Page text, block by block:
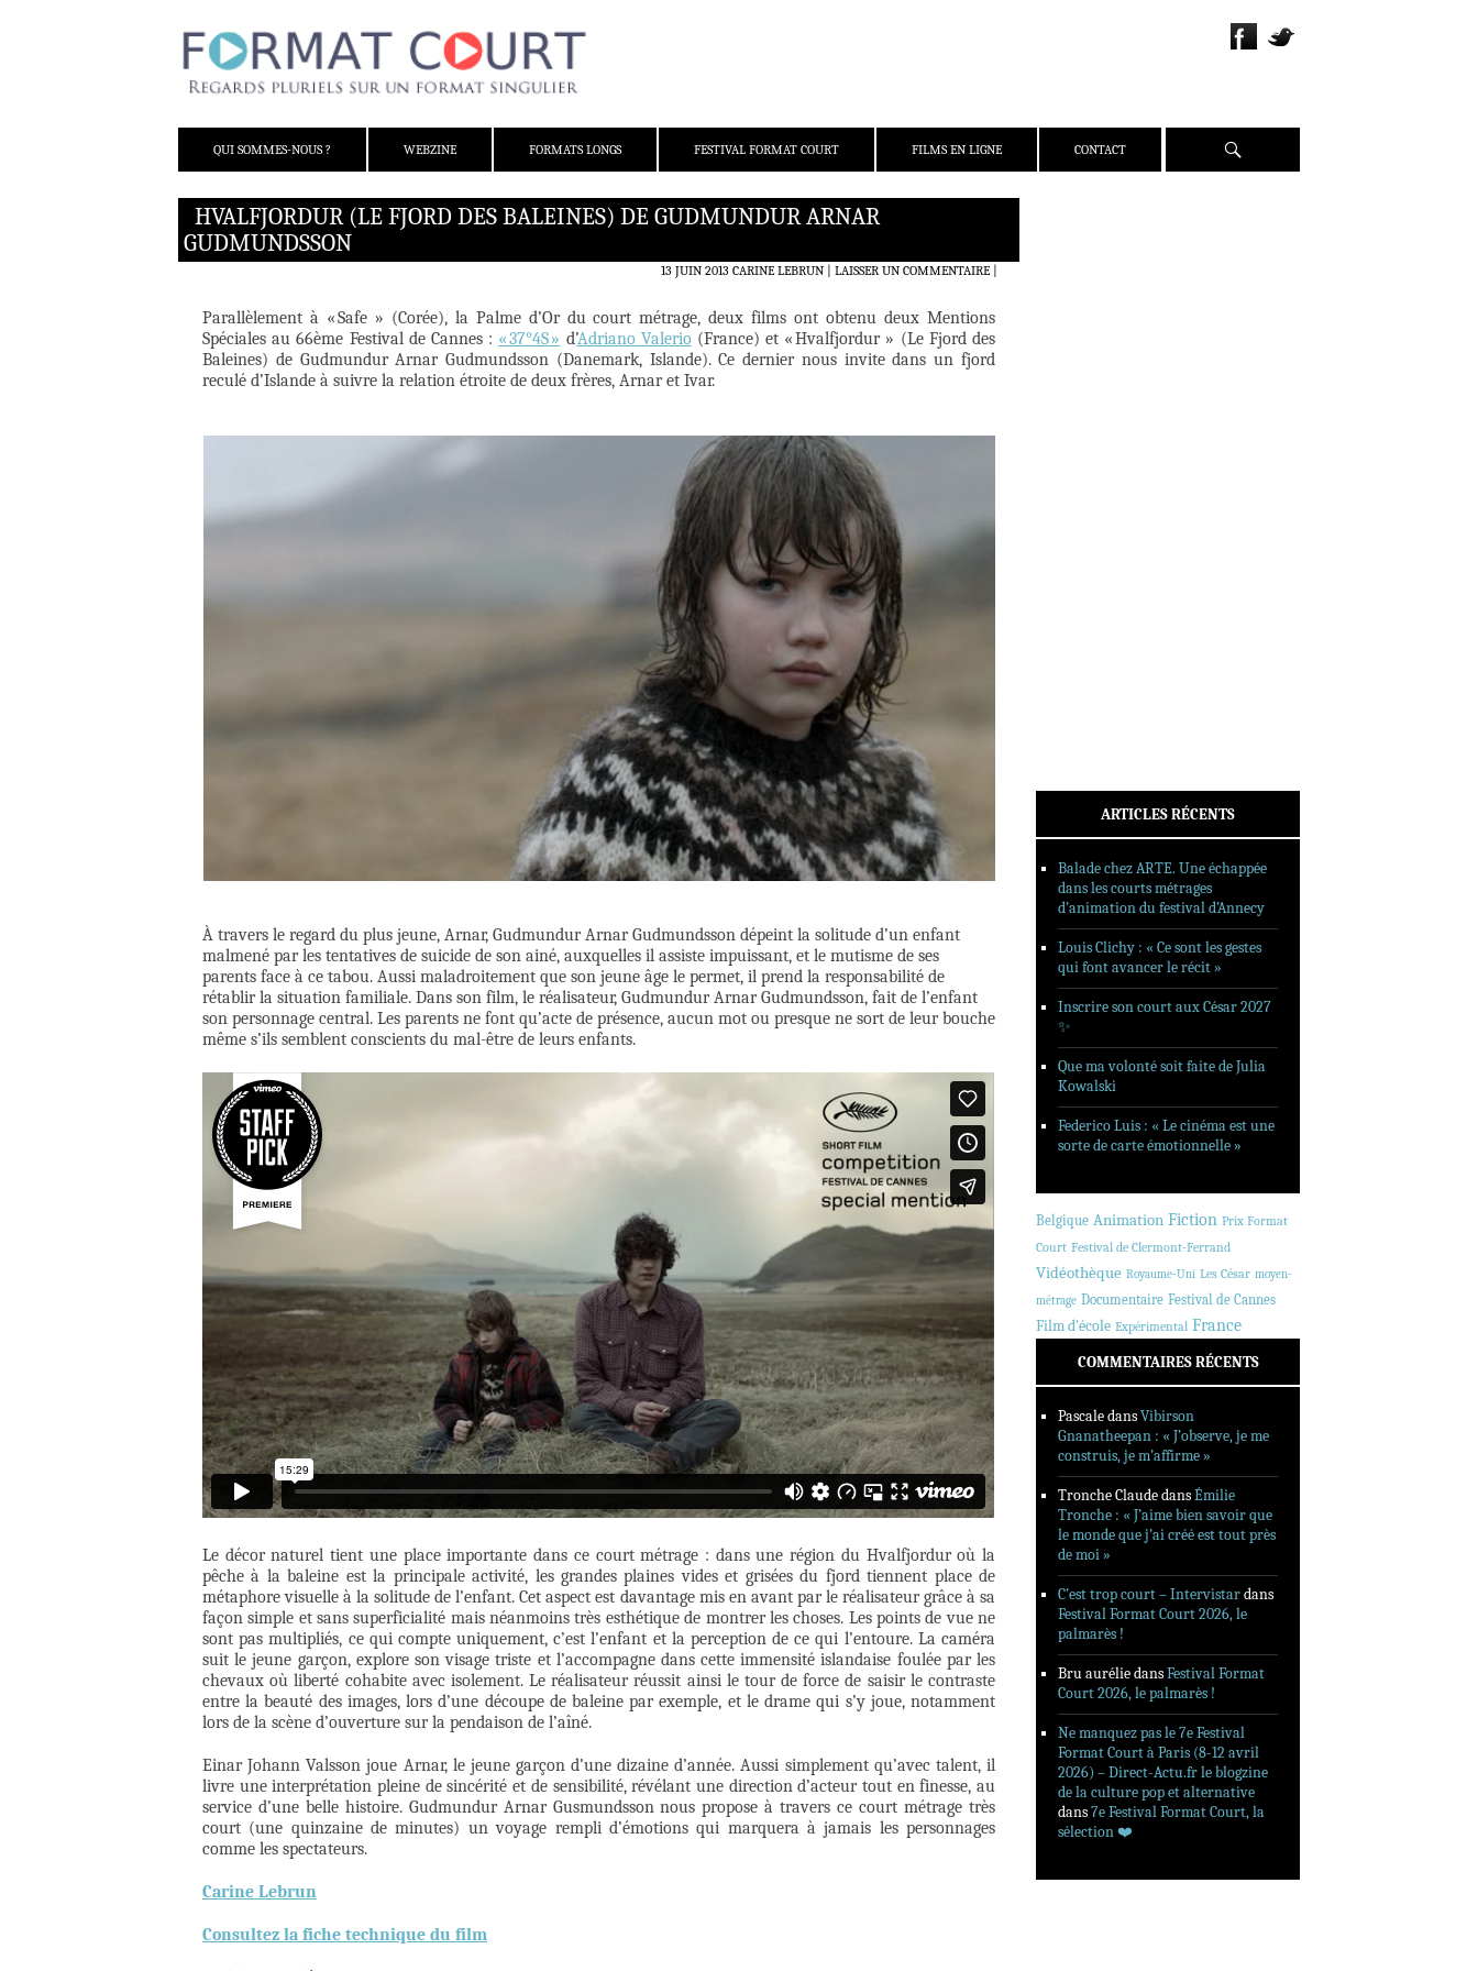
QUI SOMMES-NOUS ?
WEBZINE FORMATS LONGS FESTIVAL FORMAT COURT FILMS EN LIGNE CONTACT Recherche
HVALFJORDUR (LE FJORD DES BALEINES) DE GUDMUNDUR ARNAR
GUDMUNDSSON
13 JUIN 2013 CARINE LEBRUN LAISSER UN COMMENTAIRE|
Parallèlement à « Safe » (Corée), la Palme d’Or du court métrage, deux films ont obtenu deux Mentions
Spéciales au 66ème Festival de Cannes : « 37°4S » d’Adriano Valerio(France) et « Hvalfjordur » (Le Fjord des
Baleines) de Gudmundur Arnar Gudmundsson (Danemark, Islande). Ce dernier nous invite dans un fjord
reculé d’Islande à suivre la relation étroite de deux frères, Arnar et Ivar.
À travers le regard du plus jeune, Arnar, Gudmundur Arnar Gudmundsson dépeint la solitude d’un enfant
malmené par les tentatives de suicide de son ainé, auxquelles il assiste impuissant, et le mutisme de ses
parents face à ce tabou. Aussi maladroitement que son jeune âge le permet, il prend la responsabilité de
rétablir la situation familiale. Dans son film, le réalisateur, Gudmundur Arnar Gudmundsson, fait de l’enfant
son personnage central. Les parents ne font qu’acte de présence, aucun mot ou presque ne sort de leur bouche
même s’ils semblent conscients du mal-être de leurs enfants.
Le décor naturel tient une place importante dans ce court métrage : dans une région du Hvalfjordur où la
pêche à la baleine est la principale activité, les grandes plaines vides et grisées du fjord tiennent place de
métaphore visuelle à la solitude de l’enfant. Cet aspect est davantage mis en avant par le réalisateur grâce à sa
façon simple et sans superficialité mais néanmoins très esthétique de montrer les choses. Les points de vue ne
sont pas multipliés, ce qui compte uniquement, c’est l’enfant et la perception de ce qui l’entoure. La caméra
suit le jeune garçon, explore son visage triste et l’accompagne dans cette immensité islandaise foulée par les
chevaux où liberté cohabite avec isolement. Le réalisateur réussit ainsi le tour de force de saisir le contraste
entre la beauté des images, lors d’une découpe de baleine par exemple, et le drame qui s’y joue, notamment
lors de la scène d’ouverture sur la pendaison de l’aîné.
Einar Johann Valsson joue Arnar, le jeune garçon d’une dizaine d’année. Aussi simplement qu’avec talent, il
livre une interprétation pleine de sincérité et de sensibilité, révélant une direction d’acteur tout en finesse, au
service d’une belle histoire. Gudmundur Arnar Gusmundsson nous propose à travers ce court métrage très
court (une quinzaine de minutes) un voyage rempli d’émotions qui marquera à jamais les personnages
comme les spectateurs.
Carine Lebrun
Consultez la fiche technique du film
ARTICLES RÉCENTS
Balade chez ARTE. Une échappée
dans les courts métrages
d’animation du festival d’Annecy
Louis Clichy : « Ce sont les gestes
qui font avancer le récit »
Inscrire son court aux César 2027
✨
Que ma volonté soit faite de Julia
Kowalski
Federico Luis : « Le cinéma est une
sorte de carte émotionnelle »
Belgique Animation Fiction Prix Format
Court Festival de Clermont-Ferrand
Vidéothèque Royaume-Uni Les César moyen-
métrage Documentaire Festival de Cannes
Film d'école Expérimental France
COMMENTAIRES RÉCENTS
PascaledansVibirson
Gnanatheepan : « J’observe, je me
construis, je m’affirme »
Tronche ClaudedansÉmilie
Tronche : « J’aime bien savoir que
le monde que j’ai créé est tout près
de moi »
C’est trop court – Intervistardans
Festival Format Court 2026, le
palmarès !
Bru auréliedansFestival Format
Court 2026, le palmarès !
Ne manquez pas le 7e Festival
Format Court à Paris (8-12 avril
2026) – Direct-Actu.fr le blogzine
de la culture pop et alternative
dans7e Festival Format Court, la
sélection ❤️‍